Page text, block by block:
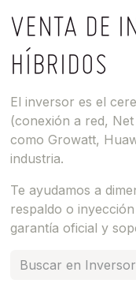
VENTA DE
HÍBRIDOS
El inversor es el
(conexión a red,
como Growatt,
industria.
Te ayudamos a
respaldo o
garantía oficial y